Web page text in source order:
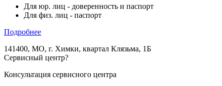
Для юр. лиц - доверенность и паспорт
Для физ. лиц - паспорт
Подробнее
141400, МО, г. Химки, квартал Клязьма, 1Б
Сервисный центр?
Консультация сервисного центра